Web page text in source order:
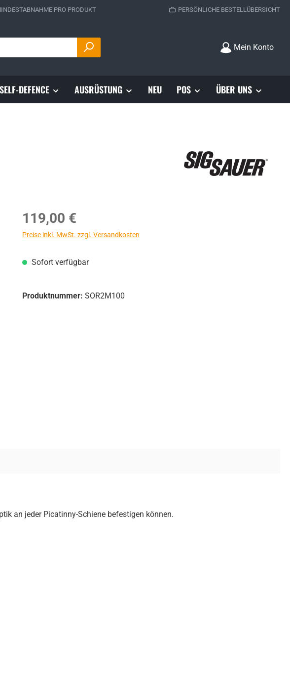
PRO PRODUKT PERSÖNLICHE BESTELLÜBERSICHT
Mein Konto
SELF-DEFENCE AUSRÜSTUNG NEU POS ÜBER UNS
Regulärer Preis:
119,00 €
Preise inkl. MwSt. zzgl. Versandkosten
Sofort verfügbar
Produktnummer: SOR2M100
an jeder Picatinny-Schiene befestigen können.